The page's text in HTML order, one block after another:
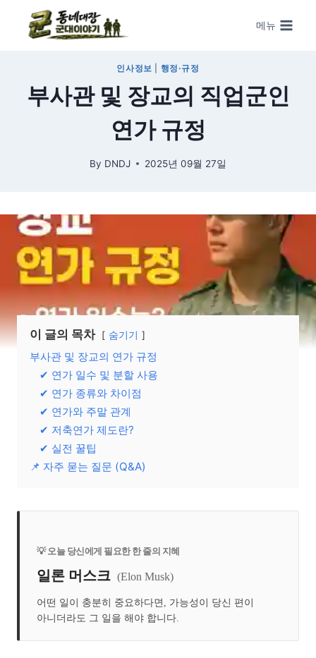
Skip to content
메뉴
인사정보 행정·규정
부사관 및 장교의 직업군인
연가 규정
By DNDJ 2025년 09월 27일
이 글의 목차 숨기기
부사관 및 장교의 연가 규정
✔ 연가 일수 및 분할 사용
✔ 연가 종류와 차이점
✔ 연가와 주말 관계
✔ 저축연가 제도란?
✔ 실전 꿀팁
📌 자주 묻는 질문 (Q&A)
💡 오늘 당신에게 필요한 한 줄의 지혜
일론 머스크 (Elon Musk)
어떤 일이 충분히 중요하다면, 가능성이 당신 편이
아니더라도 그 일을 해야 합니다.